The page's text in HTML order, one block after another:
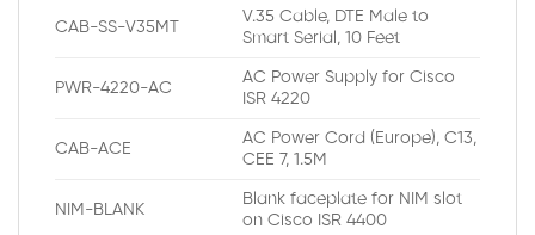
CAB-SS-V35MT
V.35 Cable, DTE Male to
Smart Serial, 10 Feet
PWR-4220-AC
AC Power Supply for Cisco
ISR 4220
CAB-ACE
AC Power Cord (Europe), C13,
CEE 7, 1.5M
NIM-BLANK
Blank faceplate for NIM slot
on Cisco ISR 4400